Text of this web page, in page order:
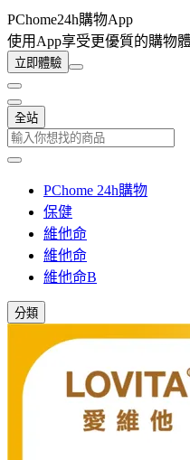
PChome24h購物App
使用App享受更優質的購物
立即體驗
全站
PChome 24h購物
保健
維他命
維他命
維他命B
分類